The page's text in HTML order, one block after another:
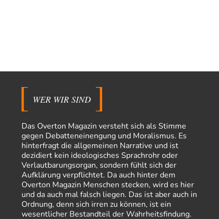
vertieft EU-Spaltung
und man landet suf der Zionisten-Abschussliste.
Thomas vor 13 Stunden zu:
Danke, diese Verdrehung war mir auch gleich sauer aufgestoßen...... - die
"Taliban" hatten den Mohnanbau…
Nordlichtvor 16 Stunden zu:
Wacht Deutschland nun in dem Krieg auf, den es seit Jahren
maßgeblich unterstützt?
Fragen Sie doch mal Ronzheimer oder Kiesewetter, da besteht dann keine
Unklarheit mehr!!! Aber in…
Theo Noestontovor 24 Stunden zu:
Die Macht der KI-Besitzer
WER WIR SIND
Das Overton Magazin versteht sich als Stimme
gegen Debatteneinengung und Moralismus. Es
hinterfragt die allgemeinen Narrative und ist
dezidiert kein ideologisches Sprachrohr oder
Verlautbarungsorgan, sondern fühlt sich der
Aufklärung verpflichtet. Da auch hinter dem
Overton Magazin Menschen stecken, wird es hier
und da auch mal falsch liegen. Das ist aber auch in
Ordnung, denn sich irren zu können, ist ein
wesentlicher Bestandteil der Wahrheitsfindung.